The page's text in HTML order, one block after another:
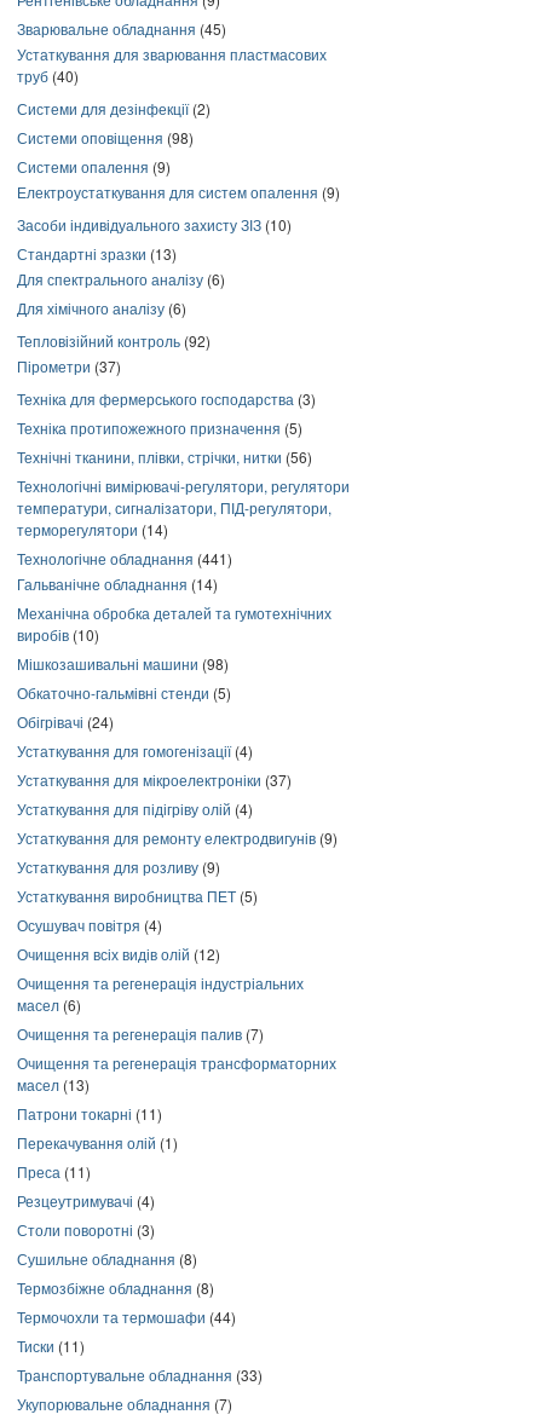
Зварювальне обладнання (45)
Устаткування для зварювання пластмасових
труб (40)
Системи для дезінфекції(2)
Системи оповіщення (98)
Системи опалення (9)
Електроустаткування для систем опалення (9)
Засоби індивідуального захисту ЗІЗ (10)
Стандартні зразки (13)
Для спектрального аналізу (6)
Для хімічного аналізу (6)
Тепловізійний контроль (92)
Пірометри (37)
Техніка для фермерського господарства (3)
Техніка протипожежного призначення (5)
Технічні тканини, плівки, стрічки, нитки (56)
Технологічні вимірювачі-регулятори, регулятори
температури, сигналізатори, ПІД-регулятори,
терморегулятори (14)
Технологічне обладнання (441)
Гальванічне обладнання (14)
Механічна обробка деталей та гумотехнічних
виробів (10)
Мішкозашивальні машини (98)
Обкаточно-гальмівні стенди (5)
Обігрівачі (24)
Устаткування для гомогенізації(4)
Устаткування для мікроелектроніки (37)
Устаткування для підігріву олій (4)
Устаткування для ремонту електродвигунів (9)
Устаткування для розливу (9)
Устаткування виробництва ПЕТ (5)
Осушувач повітря (4)
Очищення всіх видів олій (12)
Очищення та регенерація індустріальних
масел (6)
Очищення та регенерація палив (7)
Очищення та регенерація трансформаторних
масел (13)
Патрони токарні (11)
Перекачування олій (1)
Преса (11)
Резцеутримувачі (4)
Столи поворотні (3)
Сушильне обладнання (8)
Термозбіжне обладнання (8)
Термочохли та термошафи (44)
Тиски (11)
Транспортувальне обладнання (33)
Укупорювальне обладнання (7)